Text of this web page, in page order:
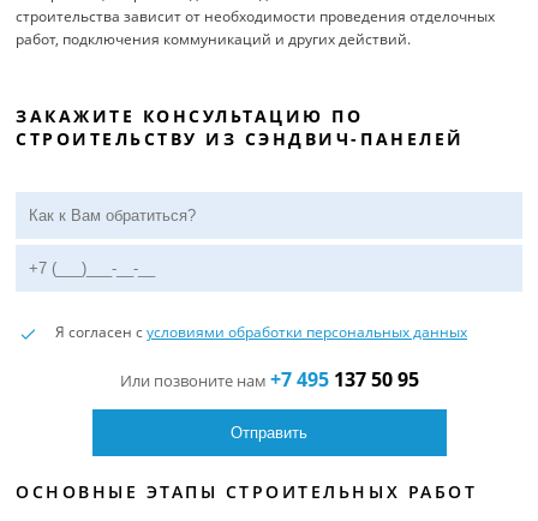
строительства зависит от необходимости проведения отделочных
работ, подключения коммуникаций и других действий.
ЗАКАЖИТЕ КОНСУЛЬТАЦИЮ ПО
СТРОИТЕЛЬСТВУ ИЗ СЭНДВИЧ-ПАНЕЛЕЙ
Я согласен сусловиями обработки персональных данных
Или позвоните нам +7 495137 50 95
ОСНОВНЫЕ ЭТАПЫ СТРОИТЕЛЬНЫХ РАБОТ